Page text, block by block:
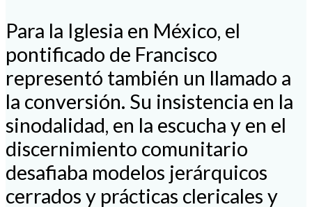
Para la Iglesia en México, el
pontificado de Francisco
representó también un llamado a
la conversión. Su insistencia en la
sinodalidad, en la escucha y en el
discernimiento comunitario
desafiaba modelos jerárquicos
cerrados y prácticas clericales y